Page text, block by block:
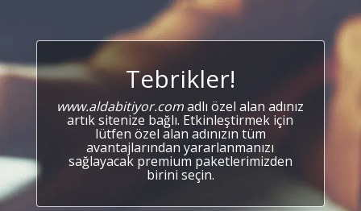
Tebrikler!
www.aldabitiyor.comadlı özel alan adınız
artık sitenize bağlı. Etkinleştirmek için
lütfen özel alan adınızın tüm
avantajlarından yararlanmanızı
sağlayacak premium paketlerimizden
birini seçin.